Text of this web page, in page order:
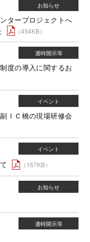
タープロジェクトへ
（454KB）
度の導入に関するお
ＩＣ橋の現場研修会
（167KB）